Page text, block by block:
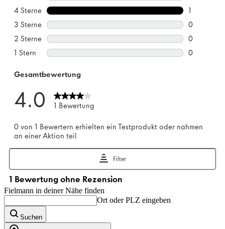
Fielmann in deiner Nähe finden
Ort oder PLZ eingeben
Suchen